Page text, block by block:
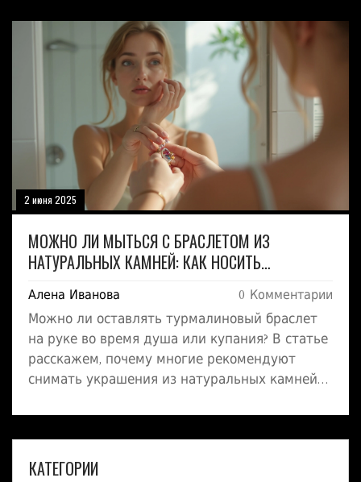
2 июня 2025
МОЖНО ЛИ МЫТЬСЯ С БРАСЛЕТОМ ИЗ
НАТУРАЛЬНЫХ КАМНЕЙ: КАК НОСИТЬ
ТУРМАЛИН ПРАВИЛЬНО
Алена Иванова 0 Комментарии
Можно ли оставлять турмалиновый браслет
на руке во время душа или купания? В статье
расскажем, почему многие рекомендуют
снимать украшения из натуральных камней
реальные риски для камней и их лечебных
свойств. Обсудим, как правильно ухаживать
за турмалином, чтобы он не терял свой
КАТЕГОРИИ